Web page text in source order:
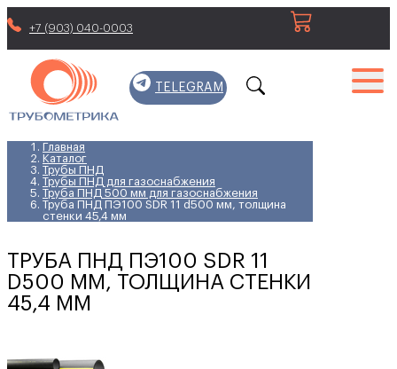
+7 (903) 040-0003
TELEGRAM
Главная
Каталог
Трубы ПНД
Трубы ПНД для газоснабжения
Труба ПНД 500 мм для газоснабжения
Труба ПНД ПЭ100 SDR 11 d500 мм, толщина
стенки 45,4 мм
ТРУБА ПНД ПЭ100 SDR 11
D500 ММ, ТОЛЩИНА СТЕНКИ
45,4 ММ